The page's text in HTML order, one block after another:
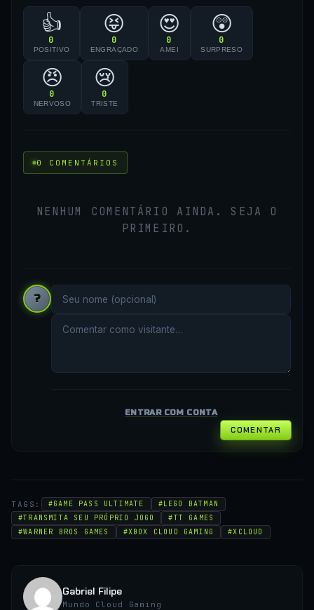
👍
0
POSITIVO
😝
0
ENGRAÇADO
😍
0
AMEI
😲
0
SURPRESO
😠
0
NERVOSO
😢
0
TRISTE
0 COMENTÁRIOS
NENHUM COMENTÁRIO AINDA. SEJA O
PRIMEIRO.
?
ENTRAR COM CONTA
COMENTAR
TAGS: #GAME PASS ULTIMATE
#LEGO BATMAN
#TRANSMITA SEU PRÓPRIO JOGO
#TT GAMES
#WARNER BROS GAMES
#XBOX CLOUD GAMING #XCLOUD
Gabriel Filipe
Mundo Cloud Gaming